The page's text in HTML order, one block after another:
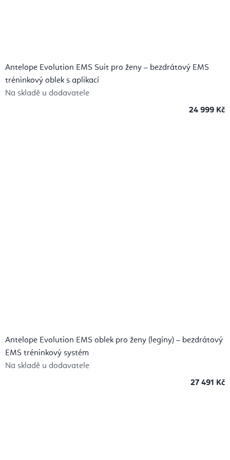
Antelope Evolution EMS Suit pro ženy – bezdrátový EMS
tréninkový oblek s aplikací
Na skladě u dodavatele
24 999 Kč
Antelope Evolution EMS oblek pro ženy (legíny) – bezdrátový
EMS tréninkový systém
Na skladě u dodavatele
27 491 Kč